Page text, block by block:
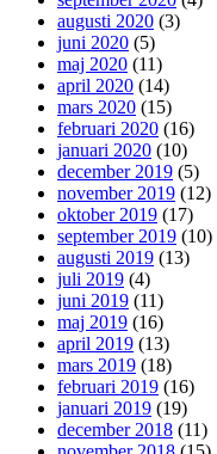
augusti 2020 (3)
juni 2020 (5)
maj 2020 (11)
april 2020 (14)
mars 2020 (15)
februari 2020 (16)
januari 2020 (10)
december 2019 (5)
november 2019 (12)
oktober 2019 (17)
september 2019 (10)
augusti 2019 (13)
juli 2019 (4)
juni 2019 (11)
maj 2019 (16)
april 2019 (13)
mars 2019 (18)
februari 2019 (16)
januari 2019 (19)
december 2018 (11)